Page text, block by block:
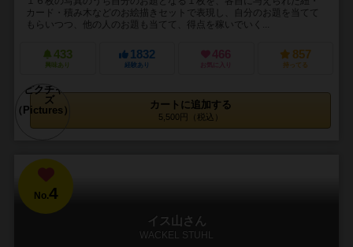
カード・積み木などのお絵描きセットで表現し、自分のお題を当てて
もらいつつ、他の人のお題も当てて、得点を稼いでいく...
433
興味あり
1832
経験あり
466
お気に入り
857
持ってる
カートに追加する
5,500円（税込）
No.4
イス山さん
WACKEL STUHL